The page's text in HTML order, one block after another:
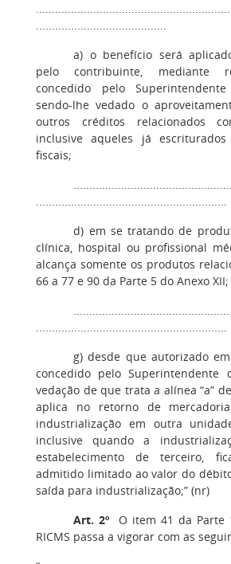
.........................................
a) o benefício será
pelo contribuinte, mediante
concedido pelo
sendo-lhe vedado o
outros créditos relacionados
inclusive aqueles já
fiscais;
............................................................
d) em se tratando de
clínica, hospital ou profissional
alcança somente os produtos
66 a 77 e 90 da Parte 5 do Anexo XII;
............................................................
g) desde que autorizado
concedido pelo Superintendente
vedação de que trata a alínea “a”
aplica no retorno de
industrialização em outra
inclusive quando a
estabelecimento de terceiro,
admitido limitado ao valor do
saída para industrialização;” (nr)
Art. 2º O item 41 da Parte
RICMS passa a vigorar com as